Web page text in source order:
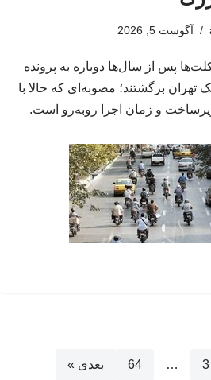
آگوست 5, 2026
پس از سال‌ها دوباره به پرونده
تهران برگشتند؛ مصوبه‌ای که حالا با
و زمان اجرا روبه‌رو است.
3
…
64 بعدی »